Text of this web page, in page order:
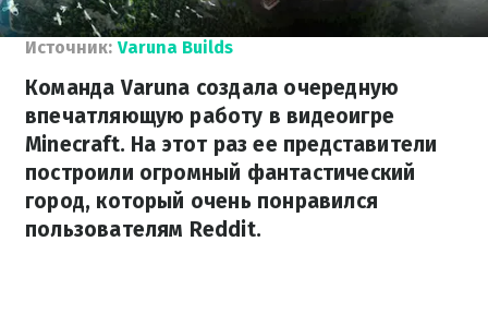
Источник: Varuna Builds
Команда Varuna создала очередную
впечатляющую работу в видеоигре
Minecraft. На этот раз ее представители
построили огромный фантастический
город, который очень понравился
пользователям Reddit.